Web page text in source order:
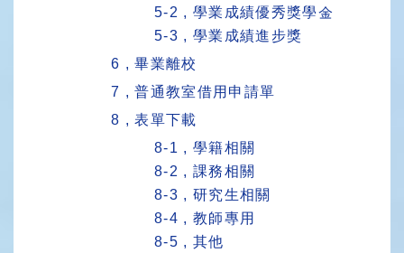
5-2 , 學業成績優秀獎學金
5-3 , 學業成績進步獎
6 , 畢業離校
7 , 普通教室借用申請單
8 , 表單下載
8-1 , 學籍相關
8-2 , 課務相關
8-3 , 研究生相關
8-4 , 教師專用
8-5 , 其他